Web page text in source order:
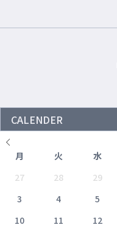
CALENDER
月
火 水
27
28 29
3
4 5
10
11 12